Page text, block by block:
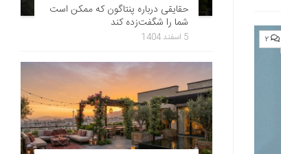
۲
حقایقی درباره پنتاگون که ممکن است
شما را شگفت‌زده کند
5 اسفند 1404